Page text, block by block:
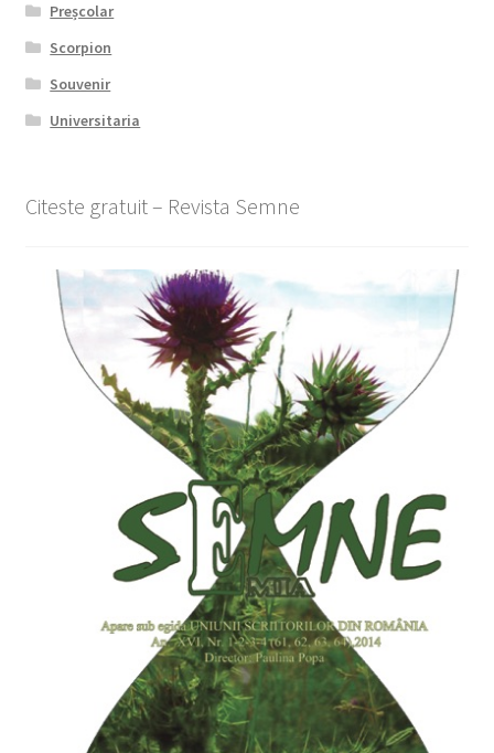
Preșcolar
Scorpion
Souvenir
Universitaria
Citeste gratuit – Revista Semne